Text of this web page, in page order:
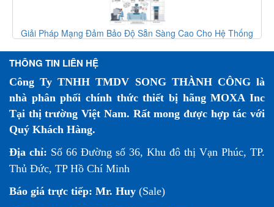
Giải Pháp Mạng Đảm Bảo Độ Sẵn Sàng Cao Cho Hệ Thống
THÔNG TIN LIÊN HỆ
Công Ty TNHH TMDV SONG THÀNH CÔNG là
nhà phân phối chính thức thiết bị hãng MOXA Inc
Tại thị trường Việt Nam. Rất mong được hợp tác với
Quý Khách Hàng.
Địa chỉ: Số 66 Đường số 36, Khu đô thị Vạn Phúc, TP.
Thủ Đức, TP Hồ Chí Minh
Báo giá trực tiếp: Mr. Huy (Sale)